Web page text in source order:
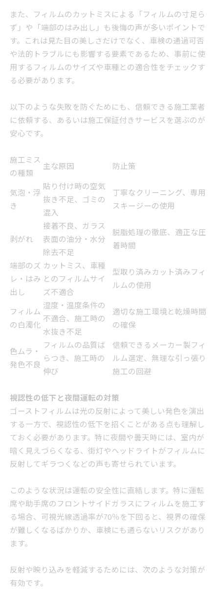
また、フィルムのカットミスによる「フィルムの寸足ら
ず」や「端部のはみ出し」も後悔の声が多いポイントで
す。これは見た目の美しさだけでなく、車検の通過可否
や法的トラブルにも影響する要素であるため、事前に使
用するフィルムのサイズや車種との適合性をチェックす
る必要があります。
以下のような失敗を防ぐためにも、信頼できる施工業者
に依頼する、あるいは施工保証付きサービスを選ぶのが
安心です。
施工ミス
の種類
主な原因 防止策
気泡・浮
き
貼り付け時の空気
抜き不足、ゴミの
混入
丁寧なクリーニング、専用
スキージーの使用
剥がれ
接着不良、ガラス
表面の油分・水分
除去不足
脱脂処理の徹底、適正な圧
着時間
端部のズ
レ・はみ
出し
カットミス、車種
とのフィルムサイ
ズ不適合
型取り済みカット済みフィ
ルムの使用
フィルム
の白濁化
湿度・温度条件の
不適合、施工時の
水抜き不足
適切な施工環境と乾燥時間
の確保
色ムラ・
発色不良
フィルムの品質ば
らつき、施工時の
伸び
信頼できるメーカー製フィ
ルム選定、無理な引っ張り
施工の回避
視認性の低下と夜間運転の対策
ゴーストフィルムは光の反射によって美しい発色を演出
する一方で、視認性の低下を招くことがある点も理解し
ておく必要があります。特に夜間や曇天時には、室内が
暗く見えづらくなる、街灯やヘッドライトがフィルムに
反射してギラつくなどの声も寄せられています。
このような状況は運転の安全性に直結します。特に運転
席や助手席のフロントサイドガラスにフィルムを施工す
る場合、可視光線透過率が70％を下回ると、視界の確保
が難しくなるばかりか、車検にも通らないリスクがあり
ます。
反射や映り込みを軽減するためには、次のような対策が
有効です。